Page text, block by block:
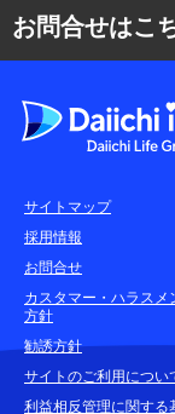
お問合せはこ
各種お問合せ窓
耳や言葉の不自
お申込みをご検
(商品に関するお問合
資料請求はこ
サイトマップ
採用情報
お問合せ
カスタマー・ハラスメ
方針
勧誘方針
サイトのご利用につい
利益相反管理に関する